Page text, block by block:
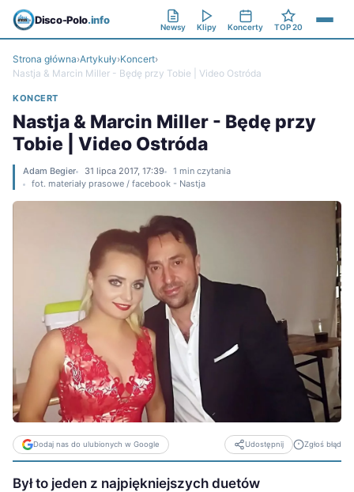
Disco-Polo.info
Newsy Klipy Koncerty TOP 20
Strona główna›Artykuły›Koncert›
Nastja & Marcin Miller - Będę przy Tobie | Video Ostróda
KONCERT
Nastja & Marcin Miller - Będę przy
Tobie | Video Ostróda
Adam Begier 31 lipca 2017, 17:39
1 min czytania
fot. materiały prasowe / facebook - Nastja
Dodaj nas do ulubionych w Google Udostępnij Zgłoś błąd
Był to jeden z najpiękniejszych duetów